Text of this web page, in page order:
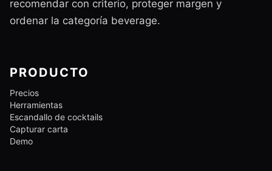
recomendar con criterio, proteger margen y
ordenar la categoría beverage.
PRODUCTO
Precios
Herramientas
Escandallo de cocktails
Capturar carta
Demo